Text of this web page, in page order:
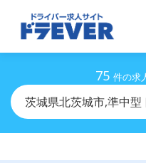
75 件の求
茨城県北茨城市,準中